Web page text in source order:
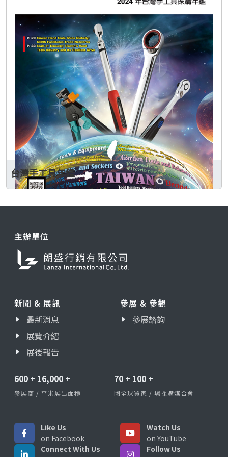
台灣手工具年鑑
主辦單位
新聞 & 展訊
最新消息
展覽介紹
展後報告
參展 & 參觀
參展諮詢
600 + 16,000 +
參展商 / 平米展出面積
70 + 100 +
國全球買家 / 場採購媒合會
Like Us
on Facebook
Watch Us
on YouTube
Connect With Us
Follow Us